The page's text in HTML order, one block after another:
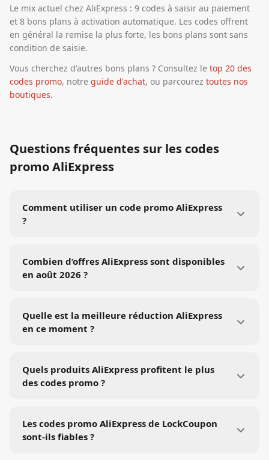
Le mix actuel chez AliExpress : 9 codes à saisir au paiement
et 8 bons plans à activation automatique. Les codes offrent
en général la remise la plus forte, les bons plans sont sans
condition de saisie.
Vous cherchez d'autres bons plans ? Consultez le top 20 des
codes promo, notre guide d'achat, ou parcourez toutes nos
boutiques.
Questions fréquentes sur les codes
promoAliExpress
Comment utiliser un code promo AliExpress
?
Combien d’offres AliExpress sont disponibles
en août 2026 ?
Quelle est la meilleure réduction AliExpress
en ce moment ?
Quels produits AliExpress profitent le plus
des codes promo ?
Les codes promo AliExpress de LockCoupon
sont-ils fiables ?